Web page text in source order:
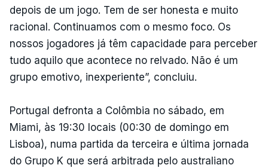
depois de um jogo. Tem de ser honesta e muito
racional. Continuamos com o mesmo foco. Os
nossos jogadores já têm capacidade para perceber
tudo aquilo que acontece no relvado. Não é um
grupo emotivo, inexperiente”, concluiu.
Portugal defronta a Colômbia no sábado, em
Miami, às 19:30 locais (00:30 de domingo em
Lisboa), numa partida da terceira e última jornada
do Grupo K que será arbitrada pelo australiano